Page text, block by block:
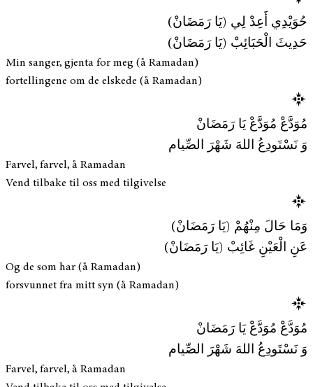
حُوَيْدِي أَعِدْ لِي (يَا رَمَضَانْ)
حَدِيثَ الْحَبَائِبْ (يَا رَمَضَانْ)
Min sanger, gjenta for meg (å Ramadan)
fortellingene om de elskede (å Ramadan)
مُوَدَّعْ مُوَدَّعْ يَا رَمَضَانْ
وَ نَسْتَودِعُ اللهَ شَهْرَ الصِّيام
Farvel, farvel, å Ramadan
Vend tilbake til oss med tilgivelse
وَمَا حَالَ مِنْهُمْ (يَا رَمَضَانْ)
عَنِ الْعَيْنِ غَائِبْ (يَا رَمَضَانْ)
Og de som har (å Ramadan)
forsvunnet fra mitt syn (å Ramadan)
مُوَدَّعْ مُوَدَّعْ يَا رَمَضَانْ
وَ نَسْتَودِعُ اللهَ شَهْرَ الصِّيام
Farvel, farvel, å Ramadan